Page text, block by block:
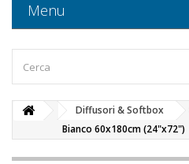
Menu
Diffusori & Softbox
Bianco 60x180cm (24"x72")